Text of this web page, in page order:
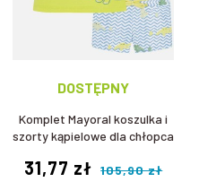
DOSTĘPNY
Komplet Mayoral koszulka i
szorty kąpielowe dla chłopca
31,77 zł 105,90 zł